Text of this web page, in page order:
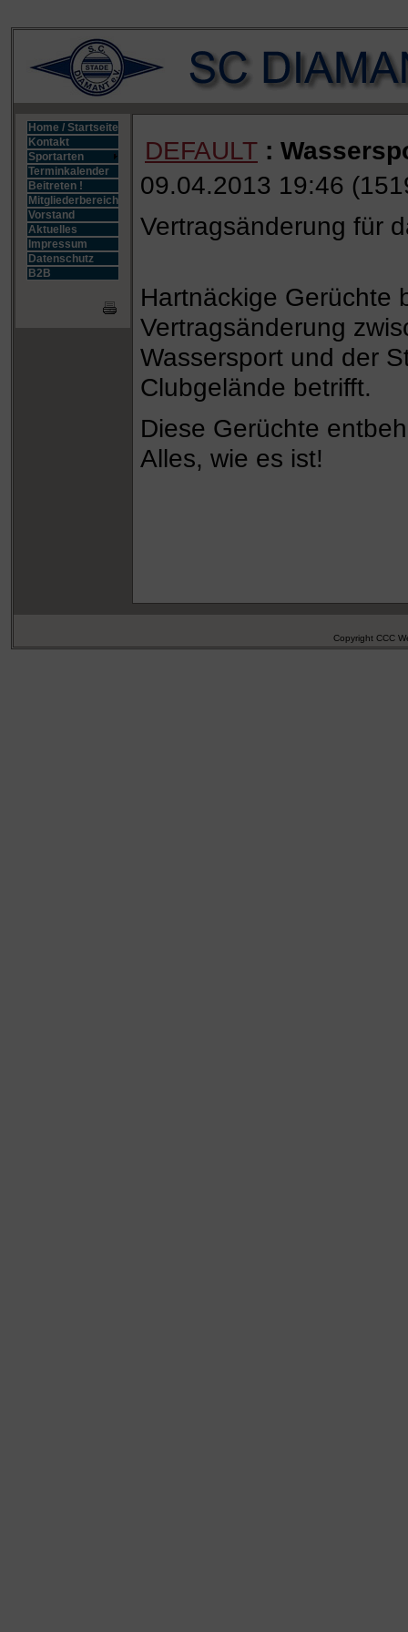
Home / Startseite
Kontakt
Sportarten
Terminkalender
Beitreten !
Mitgliederbereich
Vorstand
Aktuelles
Impressum
Datenschutz
B2B
DEFAULT :
09.04.2013 19:46 (
Vertragsänderung für
Hartnäckige Gerüchte
Vertragsänderung
Wassersport und der
Clubgelände betrifft.
Diese Gerüchte
Alles, wie es ist!
Copyright CCC